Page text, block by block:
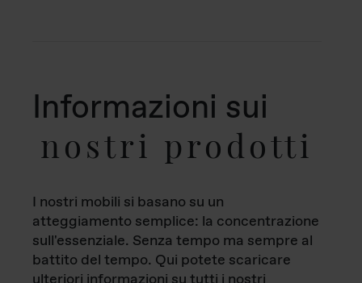
Informazioni sui
nostri prodotti
I nostri mobili si basano su un
atteggiamento semplice: la concentrazione
sull'essenziale. Senza tempo ma sempre al
battito del tempo. Qui potete scaricare
ulteriori informazioni su tutti i nostri